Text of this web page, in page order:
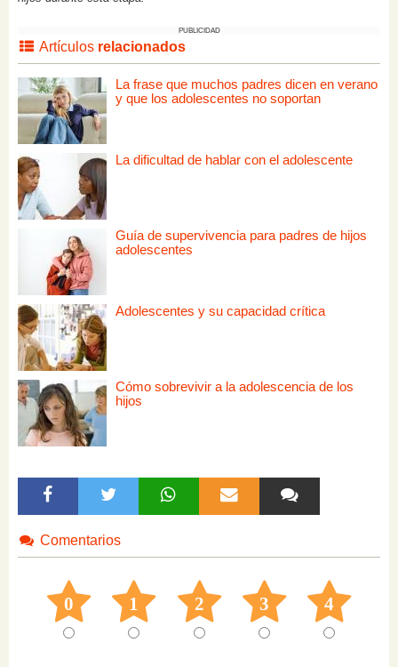
PUBLICIDAD
Artículos relacionados
La frase que muchos padres dicen en verano
y que los adolescentes no soportan
La dificultad de hablar con el adolescente
Guía de supervivencia para padres de hijos
adolescentes
Adolescentes y su capacidad crítica
Cómo sobrevivir a la adolescencia de los
hijos
Comentarios
0 1 2 3 4